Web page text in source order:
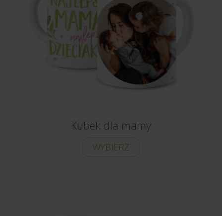
Kubek dla mamy
WYBIERZ